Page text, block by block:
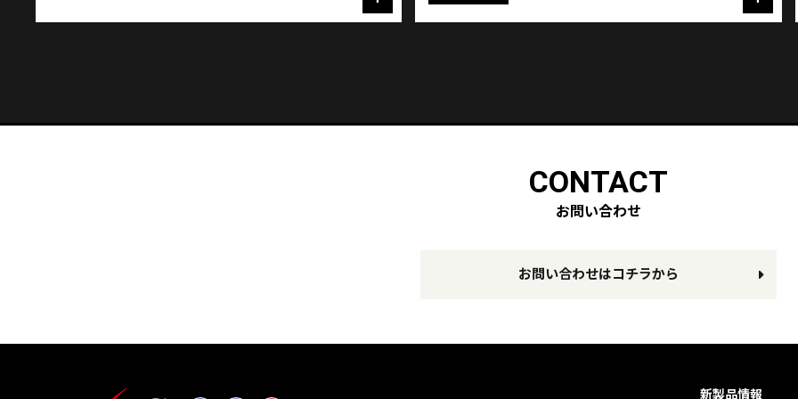
CONTACT
お問い合わせ
お問い合わせはコチラから
新製品情報